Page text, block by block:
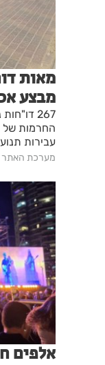
מאות
מבצע
267
החרמות של
עבירות
מערכת האתר
אלפים